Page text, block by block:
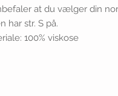
at du vælger din
har str. S på.
100% viskose